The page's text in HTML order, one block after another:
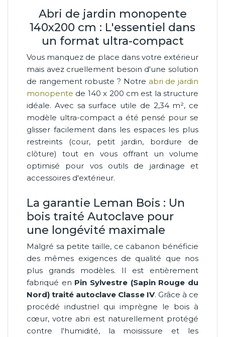
Abri de jardin monopente
140x200 cm : L'essentiel dans
un format ultra-compact
Vous manquez de place dans votre extérieur
mais avez cruellement besoin d'une solution
de rangement robuste ? Notre abri de jardin
monopente de 140 x 200 cm est la structure
idéale. Avec sa surface utile de 2,34 m², ce
modèle ultra-compact a été pensé pour se
glisser facilement dans les espaces les plus
restreints (cour, petit jardin, bordure de
clôture) tout en vous offrant un volume
optimisé pour vos outils de jardinage et
accessoires d'extérieur.
La garantie Leman Bois : Un
bois traité Autoclave pour
une longévité maximale
Malgré sa petite taille, ce cabanon bénéficie
des mêmes exigences de qualité que nos
plus grands modèles. Il est entièrement
fabriqué en Pin Sylvestre (Sapin Rouge du
Nord) traité autoclave Classe IV. Grâce à ce
procédé industriel qui imprègne le bois à
cœur, votre abri est naturellement protégé
contre l'humidité, la moisissure et les